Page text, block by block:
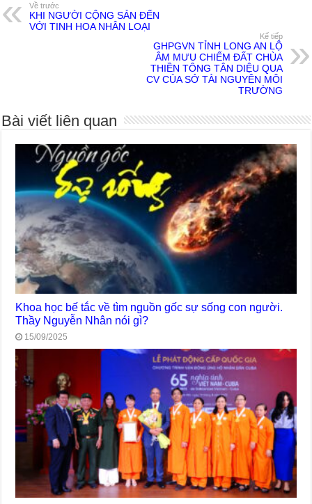
Về trước
KHI NGƯỜI CỘNG SẢN ĐẾN
VỚI TINH HOA NHÂN LOẠI
Kế tiếp
GHPGVN TỈNH LONG AN LỘ
ÂM MƯU CHIẾM ĐẤT CHÙA
THIỀN TÔNG TÂN DIỆU QUA
CV CỦA SỞ TÀI NGUYÊN MÔI
TRƯỜNG
Bài viết liên quan
Khoa học bế tắc về tìm nguồn gốc sự sống con người.
Thầy Nguyễn Nhân nói gì?
15/09/2025